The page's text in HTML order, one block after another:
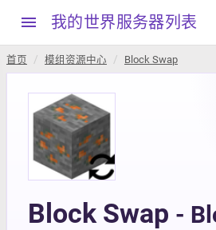
menu 我的世界服务器列表
首页 模组资源中心 Block Swap
Block Swap -